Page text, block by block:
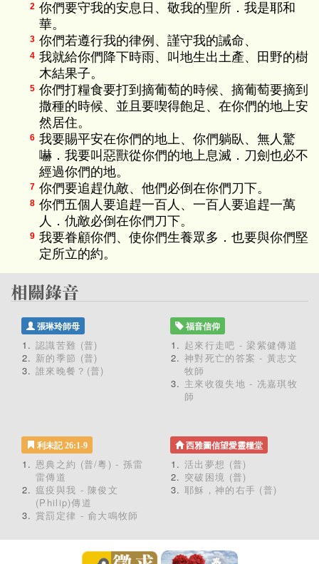
2 你們要守我的安息日、敬我的聖所．我是耶和
華。
3 你們若遵行我的律例、謹守我的誡命、
4 我就給你們降下時雨、叫地生出土產、田野的樹
木結果子。
5 你們打糧食要打到摘葡萄的時候、摘葡萄要摘到
撒種的時候、並且要喫得飽足、在你們的地上安
然居住。
6 我要賜平安在你們的地上、你們躺臥、無人驚
嚇．我要叫惡獸從你們的地上息滅．刀劍也必不
經過你們的地。
7 你們要追趕仇敵、他們必倒在你們刀下。
8 你們五個人要追趕一百人、一百人要追趕一萬
人．仇敵必倒在你們刀下。
9 我要眷顧你們、使你們生養眾多．也要與你們堅
定所立的約。
張琳玲師母
認識苦難 (普)
新的季節 (普)
誰來晚餐？(普)
福音信仰
起來行走吧 - 梁紫健傳道
神對死亡的答案 - 黃志文
牧師
主來收復失地 - 冼嘉琪牧
師
利未記 26:1-9
恩典之約 (普/粵) - 孫雷
雷傳道
瘟疫與我 - 陳俊文
(Philip)傳道
賞罰定律 - 俞大鳴牧師
西雅圖信望愛靈糧堂
活出夢想 (普)
突破困境 (普)
耶穌，神的右手 (普)